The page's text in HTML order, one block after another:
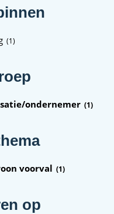
(1)
ondernemer (1)
voorval (1)
op